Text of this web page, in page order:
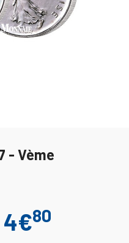
- Vème
4€80